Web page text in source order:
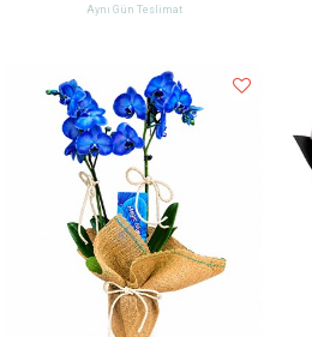
Aynı Gün Teslimat